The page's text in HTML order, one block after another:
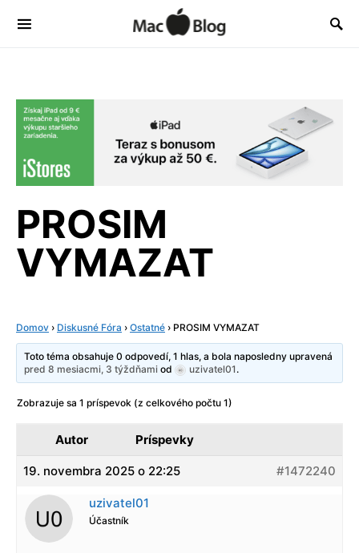
PROSIM
VYMAZAT
Domov › Diskusné Fóra › Ostatné › PROSIM VYMAZAT
Toto téma obsahuje 0 odpovedí, 1 hlas, a bola naposledny upravená
pred 8 mesiacmi, 3 týždňami od uzivatel01.
Zobrazuje sa 1 príspevok (z celkového počtu 1)
Autor Príspevky
19. novembra 2025 o 22:25 #1472240
uzivatel01
Účastník